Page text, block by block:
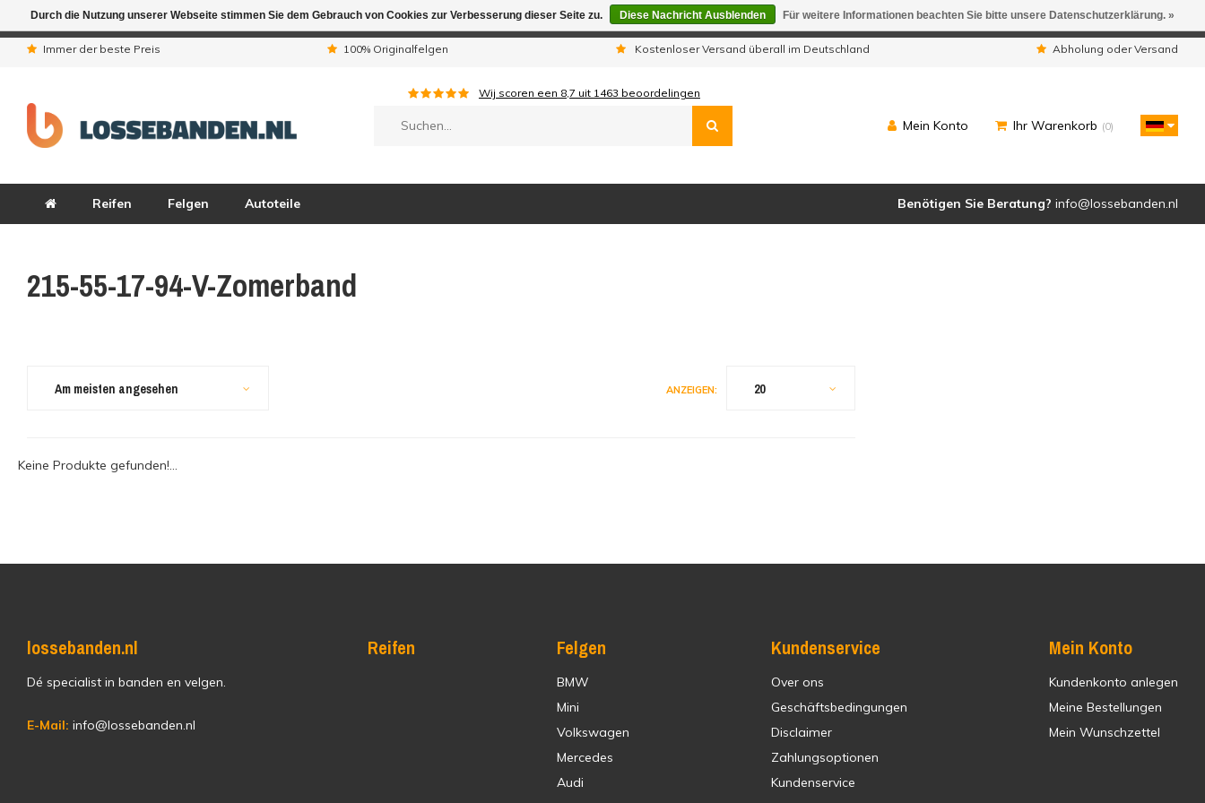
Immer der beste Preis 100% Originalfelgen Kostenloser Versand überall im Deutschland Abholung oder Versand
Wij scoren een 8,7 uit 1463 beoordelingen
Mein Konto Ihr Warenkorb (0)
Reifen Felgen Autoteile Benötigen Sie Beratung? info@lossebanden.nl
215-55-17-94-V-Zomerband
Am meisten angesehen ANZEIGEN: 20
Keine Produkte gefunden!...
lossebanden.nl
Dé specialist in banden en velgen.
E-Mail: info@lossebanden.nl
Reifen Felgen
BMW
Mini
Volkswagen
Mercedes
Audi
Kundenservice
Over ons
Geschäftsbedingungen
Disclaimer
Zahlungsoptionen
Kundenservice
Mein Konto
Kundenkonto anlegen
Meine Bestellungen
Mein Wunschzettel
Durch die Nutzung unserer Webseite stimmen Sie dem Gebrauch von Cookies zur Verbesserung dieser Seite zu. Diese Nachricht Ausblenden Für weitere Informationen beachten Sie bitte unsere Datenschutzerklärung. »
Aufgrund der Ferientagen sind wir telefonisch nicht erreichbar. Aufgegebene Bestellungen werden geliefert.